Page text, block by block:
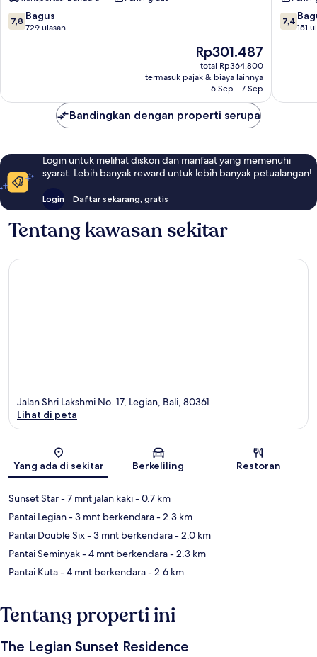
Spa
Pusat
7.8
dari
7,8 Bagus
729 ulasan
Harga
sekarang
Rp301.487
Rp301.487
total Rp364.800
termasuk pajak & biaya lainnya
6 Sep - 7 Sep
Legian
7.4
dari
7,4
151
Bandingkan dengan properti serupa
Login untuk melihat diskon dan manfaat yang memenuhi
syarat. Lebih banyak reward untuk lebih banyak petualangan!
Login Daftar sekarang, gratis
Tentang kawasan sekitar
Peta
Jalan Shri Lakshmi No. 17, Legian, Bali, 80361
Lihat di peta
Yang ada di sekitar Berkeliling Restoran
Sunset Star- 7 mnt jalan kaki- 0.7 km
Pantai Legian- 3 mnt berkendara- 2.3 km
Pantai Double Six- 3 mnt berkendara- 2.0 km
Pantai Seminyak- 4 mnt berkendara- 2.3 km
Pantai Kuta- 4 mnt berkendara- 2.6 km
Tentang properti ini
The Legian Sunset Residence